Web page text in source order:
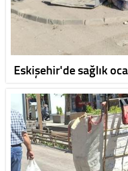
Eskişehir'de sağlık